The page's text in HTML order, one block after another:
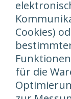
Cookies)
für die